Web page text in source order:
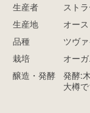
生産者
スト
生産地
オー
品種
ツヴ
栽培
オー
醸造・発酵
発酵:
大樽